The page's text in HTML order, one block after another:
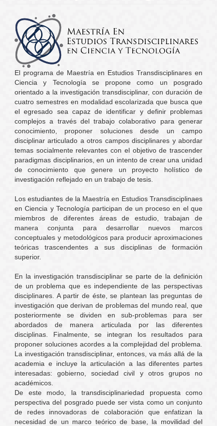
El programa de Maestría en Estudios Transdisciplinares en
Ciencia y Tecnología se propone como un posgrado
orientado a la investigación transdisciplinar, con duración de
cuatro semestres en modalidad escolarizada que busca que
el egresado sea capaz de identificar y definir problemas
complejos a través del trabajo colaborativo para generar
conocimiento, proponer soluciones desde un campo
disciplinar articulado a otros campos disciplinares y abordar
temas socialmente relevantes con el objetivo de trascender
paradigmas disciplinarios, en un intento de crear una unidad
de conocimiento que genere un proyecto holístico de
investigación reflejado en un trabajo de tesis.
Los estudiantes de la Maestría en Estudios Transdisciplinaes
en Ciencia y Tecnología participan de un proceso en el que
miembros de diferentes áreas de estudio, trabajan de
manera conjunta para desarrollar nuevos marcos
conceptuales y metodológicos para producir aproximaciones
teóricas trascendentes a sus disciplinas de formación
superior.
En la investigación transdisciplinar se parte de la definición
de un problema que es independiente de las perspectivas
disciplinares. A partir de éste, se plantean las preguntas de
investigación que derivan de problemas del mundo real, que
posteriormente se dividen en sub-problemas para ser
abordados de manera articulada por las diferentes
disciplinas. Finalmente, se integran los resultados para
proponer soluciones acordes a la complejidad del problema.
La investigación transdisciplinar, entonces, va más allá de la
academia e incluye la articulación a las diferentes partes
interesadas: gobierno, sociedad civil y otros grupos no
académicos.
De este modo, la transdisciplinariedad propuesta como
perspectiva del posgrado puede ser vista como un conjunto
de redes innovadoras de colaboración que enfatizan la
necesidad de un marco teórico de base, la movilidad del